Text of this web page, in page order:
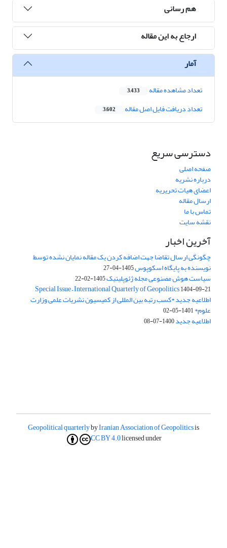
هم رسانی
ارجاع به این مقاله
آمار
تعداد مشاهده مقاله 3,433
تعداد دریافت فایل اصل مقاله 3,602
دسترسی سریع
صفحه اصلی
درباره نشریه
اعضای هیات تحریریه
ارسال مقاله
تماس با ما
نقشه سایت
آخرین اخبار
چگونگی ارسال تقاضا جهت اضافه کردن یک مقاله نمایان نشده توسط
نویسنده به پایگاه اسکوپوس1405-04-27
سیاست هوش مصنوعی مجله ژئوپلیتیک1405-02-22
Special Issue – International Quarterly of Geopolitics1404-09-21
اطلاعیه جدید *کسب رتبه بین المللی از کمیسیون نشریات علمی وزارت
علوم*1401-05-02
اطلاعیه جدید1400-07-08
Geopolitical quarterlybyIranian Association of Geopoliticsis
licensed under
CC BY 4.0